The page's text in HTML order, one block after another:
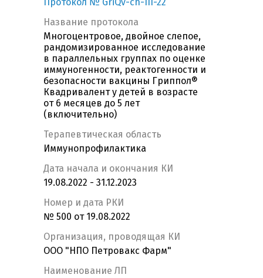
Протокол № GriQv-ch-III-22
Название протокола
Многоцентровое, двойное слепое,
рандомизированное исследование
в параллельных группах по оценке
иммуногенности, реактогенности и
безопасности вакцины Гриппол®
Квадривалент у детей в возрасте
от 6 месяцев до 5 лет
(включительно)
Терапевтическая область
Иммунопрофилактика
Дата начала и окончания КИ
19.08.2022 - 31.12.2023
Номер и дата РКИ
№ 500 от 19.08.2022
Организация, проводящая КИ
ООО "НПО Петровакс Фарм"
Наименование ЛП